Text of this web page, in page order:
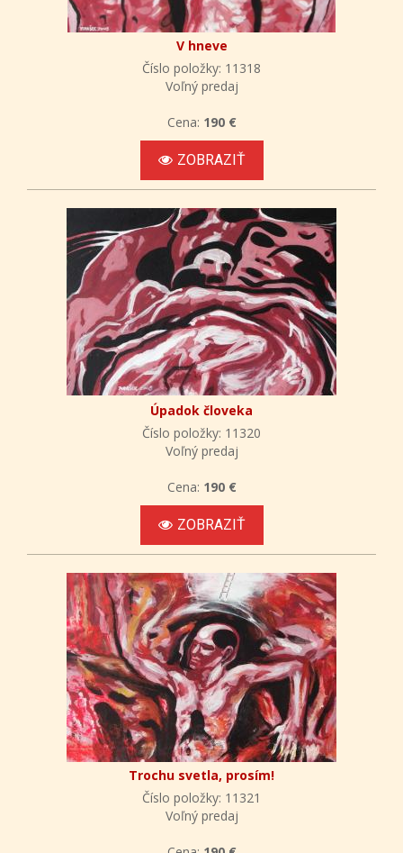
V hneve
Číslo položky: 11318
Voľný predaj
Cena: 190 €
ZOBRAZIŤ
Úpadok človeka
Číslo položky: 11320
Voľný predaj
Cena: 190 €
ZOBRAZIŤ
Trochu svetla, prosím!
Číslo položky: 11321
Voľný predaj